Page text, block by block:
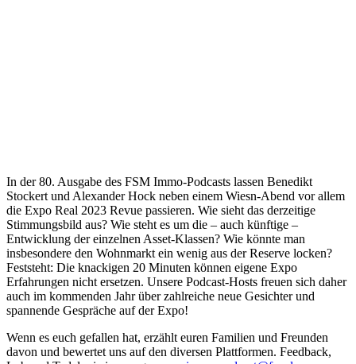
In der 80. Ausgabe des FSM Immo-Podcasts lassen Benedikt
Stockert und Alexander Hock neben einem Wiesn-Abend vor allem
die Expo Real 2023 Revue passieren. Wie sieht das derzeitige
Stimmungsbild aus? Wie steht es um die – auch künftige –
Entwicklung der einzelnen Asset-Klassen? Wie könnte man
insbesondere den Wohnmarkt ein wenig aus der Reserve locken?
Feststeht: Die knackigen 20 Minuten können eigene Expo
Erfahrungen nicht ersetzen. Unsere Podcast-Hosts freuen sich daher
auch im kommenden Jahr über zahlreiche neue Gesichter und
spannende Gespräche auf der Expo!
Wenn es euch gefallen hat, erzählt euren Familien und Freunden
davon und bewertet uns auf den diversen Plattformen. Feedback,